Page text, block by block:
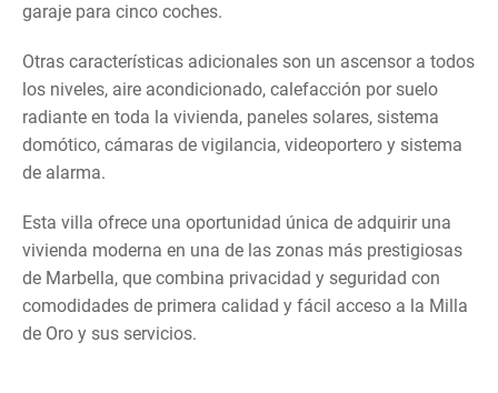
garaje para cinco coches.
Otras características adicionales son un ascensor a todos
los niveles, aire acondicionado, calefacción por suelo
radiante en toda la vivienda, paneles solares, sistema
domótico, cámaras de vigilancia, videoportero y sistema
de alarma.
Esta villa ofrece una oportunidad única de adquirir una
vivienda moderna en una de las zonas más prestigiosas
de Marbella, que combina privacidad y seguridad con
comodidades de primera calidad y fácil acceso a la Milla
de Oro y sus servicios.